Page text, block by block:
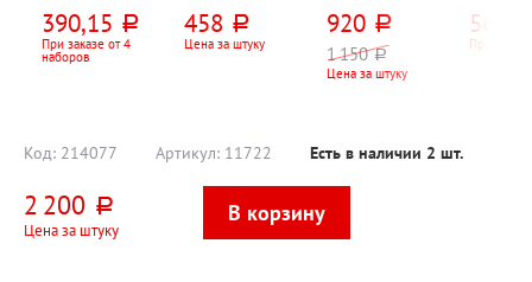
Dolce Costo, 13
предметов, 10
отд., черный
390,15 руб.
При заказе от 4
наборов
белый, 10А,
евровилка (CEE
458 руб.
Цена за штуку
м, Тройка,
пластик,
механизм
кварц., 1*AA,
920 руб.
1 150 руб.
Цена за штуку
12-
При
Код: 214077 Артикул: 11722 Есть в наличии 2 шт.
2 200 руб.
Цена за штуку